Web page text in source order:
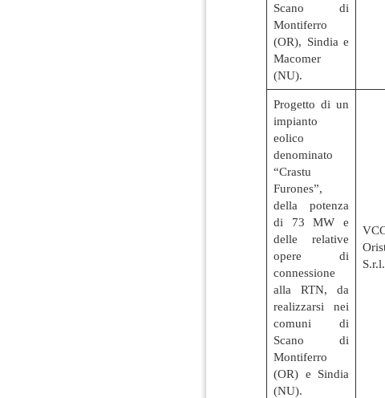
Scano di
Montiferro
(OR), Sindia e
Macomer
(NU).
Progetto di un
impianto
eolico
denominato
“Crastu
Furones”,
della potenza
di 73 MW e
delle relative
opere di
connessione
alla RTN, da
realizzarsi nei
comuni di
Scano di
Montiferro
(OR) e Sindia
(NU).
S.r.l.